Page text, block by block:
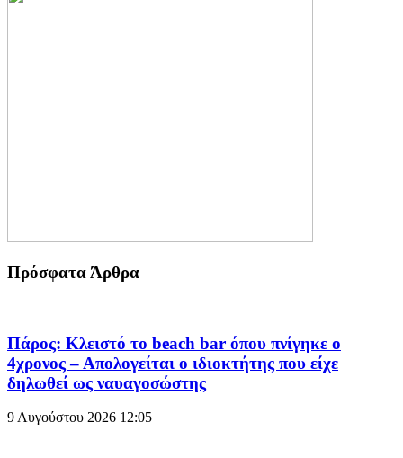
Πρόσφατα Άρθρα
Πάρος: Κλειστό το beach bar όπου πνίγηκε ο
4χρονος – Απολογείται ο ιδιοκτήτης που είχε
δηλωθεί ως ναυαγοσώστης
9 Αυγούστου 2026 12:05